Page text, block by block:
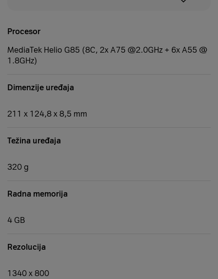
Procesor
MediaTek Helio G85 (8C, 2x A75 @2.0GHz + 6x A55 @
1.8GHz)
Dimenzije uređaja
211 x 124,8 x 8,5 mm
Težina uređaja
320 g
Radna memorija
4 GB
Rezolucija
1340 x 800